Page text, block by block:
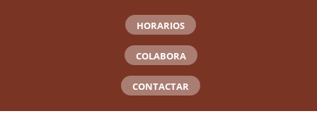
HORARIOS
COLABORA
CONTACTAR